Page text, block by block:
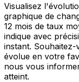
Visualisez
graphique de
12 mois de taux
indique avec
instant.
évolue en votre
nous vous
atteint.